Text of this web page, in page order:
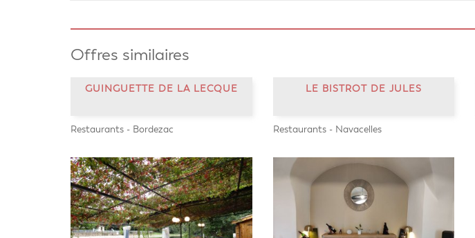
Offres similaires
GUINGUETTE DE LA LECQUE
Restaurants - Bordezac
LE BISTROT DE JULES
Restaurants - Navacelles